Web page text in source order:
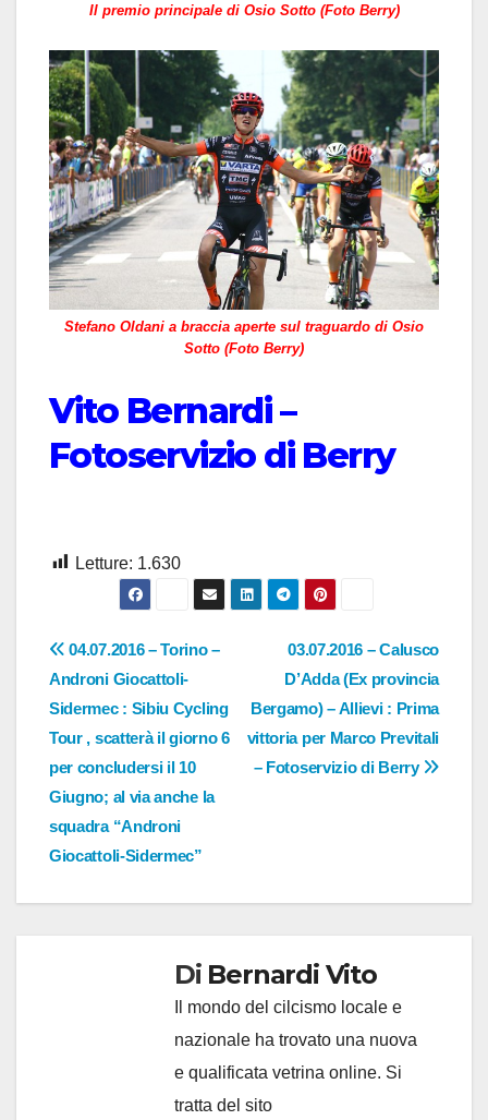
Il premio principale di Osio Sotto (Foto Berry)
Stefano Oldani a braccia aperte sul traguardo di Osio
Sotto (Foto Berry)
Vito Bernardi –
Fotoservizio di Berry
Letture: 1.630
Navigazione
articoli
03.07.2016 – Calusco
D’Adda (Ex provincia
Bergamo) – Allievi : Prima
vittoria per Marco Previtali
– Fotoservizio di Berry
04.07.2016 – Torino –
Androni Giocattoli-
Sidermec : Sibiu Cycling
Tour , scatterà il giorno 6
per concludersi il 10
Giugno; al via anche la
squadra “Androni
Giocattoli-Sidermec”
Di Bernardi Vito
Il mondo del cilcismo locale e
nazionale ha trovato una nuova
e qualificata vetrina online. Si
tratta del sito